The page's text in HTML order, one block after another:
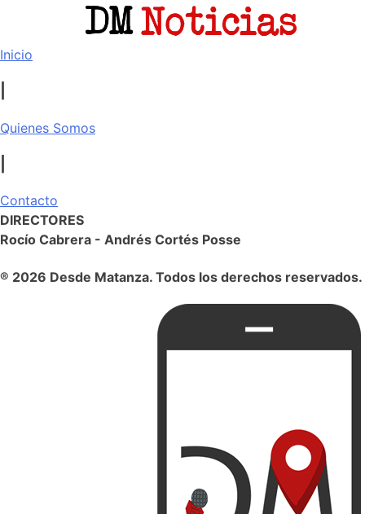
Inicio
Quienes Somos
Contacto
DIRECTORES
Rocío Cabrera - Andrés Cortés Posse
® 2026 Desde Matanza. Todos los derechos reservados.